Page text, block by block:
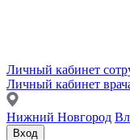
Личный кабинет
Личный кабинет
Нижний Новгород
Вход